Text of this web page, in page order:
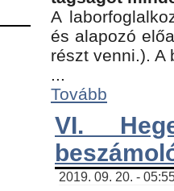
A
és alapozó
részt venni.).
...
Tovább
VI.
2019. 09. 20. -